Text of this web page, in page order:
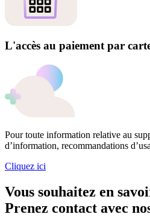
L'accès au paiement par
Pour toute information relative au
d’information, recommandations
Cliquez ici
Vous souhaitez en
Prenez contact avec